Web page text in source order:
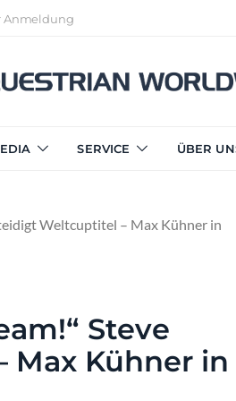
Anmeldung
SERVICE ÜBER
Weltcuptitel – Max Kühner in
Steve
Kühner in